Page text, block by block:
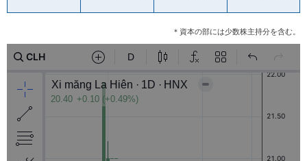
＊資本の部には少数株主持分を含む。